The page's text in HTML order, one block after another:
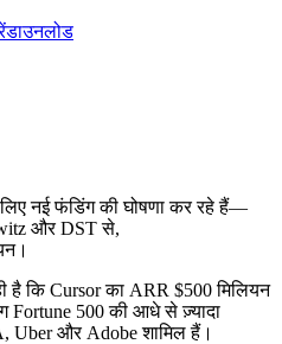
डाउनलोड
नई फंडिंग की घोषणा कर रहे हैं—
और DST से,
है कि Cursor का ARR $500 मिलियन
Fortune 500 की आधे से ज़्यादा
Uber और Adobe शामिल हैं।